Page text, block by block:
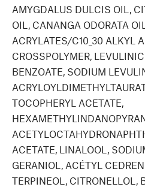
AMYGDALUS DULCIS OIL,
OIL, CANANGA ODORATA
ACRYLATES/C10_30 ALKYL
CROSSPOLYMER,
BENZOATE, SODIUM
TOCOPHERYL ACETATE,
ACETATE, LINALOOL,
GERANIOL, ACÉTYL
TERPINEOL, CITRONELLOL,